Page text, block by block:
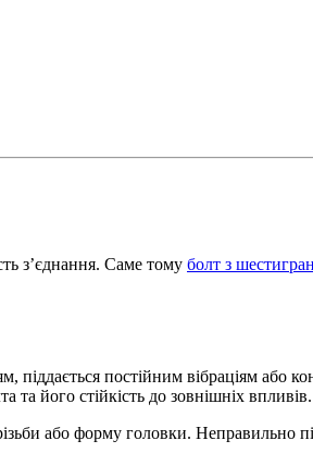
з’єднання. Саме тому болт з
постійним вібраціям або
його стійкість до зовнішніх впливів.
або форму головки. Неправильно